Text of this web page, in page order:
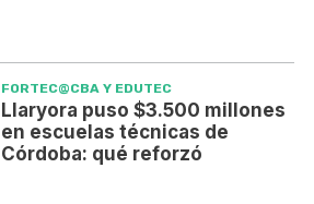
FORTEC@CBA Y EDUTEC
Llaryora puso $3.500 millones
en escuelas técnicas de
Córdoba: qué reforzó